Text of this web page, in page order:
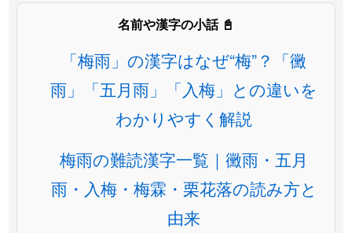
名前や漢字の小話 📓
「梅雨」の漢字はなぜ“梅”？「黴
雨」「五月雨」「入梅」との違いを
わかりやすく解説
梅雨の難読漢字一覧｜黴雨・五月
雨・入梅・梅霖・栗花落の読み方と
由来